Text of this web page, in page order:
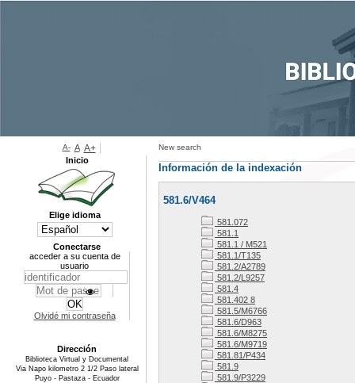
New search
Información de la indexación
581.6/V464
581.072
581.1
581.1 / M521
581.1/T135
581.2/A2789
581.2/L9257
581.4
581.402 8
581.5/M6766
581.6/D963
581.6/M8275
581.6/M9719
581.81/P434
581.9
581.9/P3229
A- A A+
Inicio
Elige idioma
Conectarse
acceder a su cuenta de
usuario
Olvidé mi contraseña
Dirección
Biblioteca Virtual y Documental
Via Napo kilometro 2 1/2 Paso lateral
Puyo - Pastaza - Ecuador